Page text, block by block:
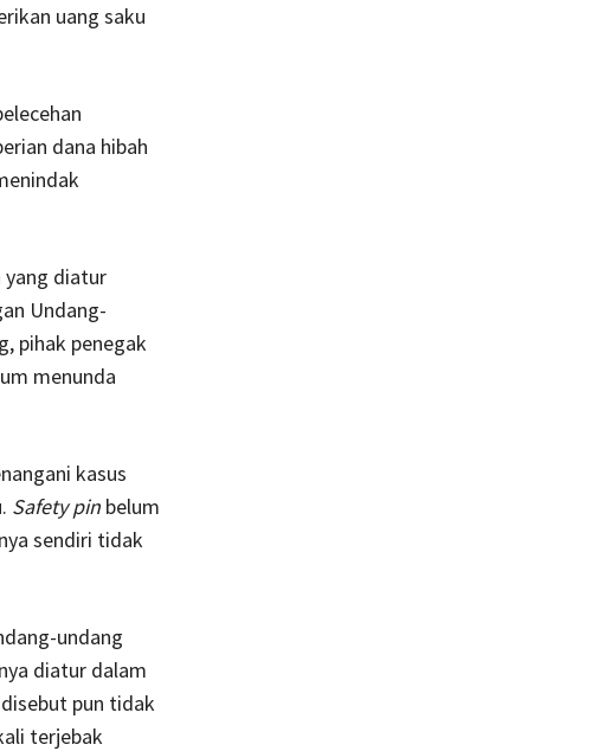
uang saku
dana hibah
yang diatur
Undang-
pihak penegak
menunda
kasus
Safety pinbelum
sendiri tidak
undang
diatur dalam
pun tidak
terjebak